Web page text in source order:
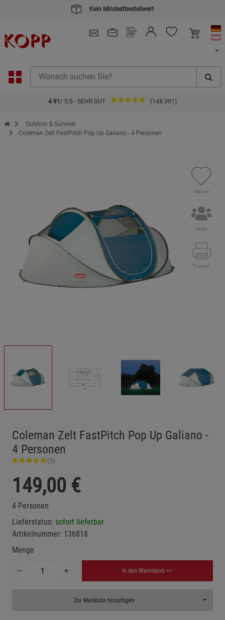
Kein Mindestbestellwert
4.91 / 5.0 - SEHR GUT (148.391)
Zur Startseite des Kopp Verlag Online-Shop
Outdoor & Survival
Coleman Zelt FastPitch Pop Up Galiano - 4 Personen
Merken
Teilen
Drucken
Coleman Zelt FastPitch Pop Up Galiano -
4 Personen
(1)
149,00 €
4 Personen
Lieferstatus: sofort lieferbar
Artikelnummer: 136818
Menge
In den Warenkorb >>
Zur Merkliste hinzufügen Toggle